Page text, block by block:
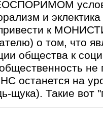
и
привести к
о том, что
общества к
не
останется на
щука). Такие вот